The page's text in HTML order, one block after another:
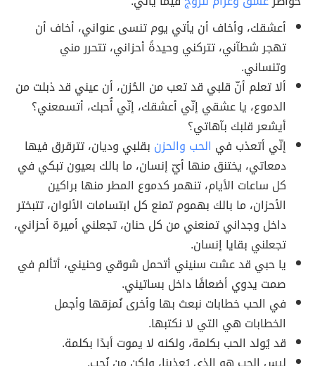
أعشقك، وأخاف أن يأتي يوم تنسى عنواني، أخاف أن
تهجر شطآني، تتركني وحيدةً أحزاني، تتحرر مني
وتنساني.
ألا تعلم أنّ قلبي قد تعب من الحُزن، أن عيني قد ذبلت من
الدموع، يا عشقي إنّي أعشقك، إنّي أُحبك، أتسمعني؟
أيشعر قلبك بآهاتي؟
إنّي أتعذب في الحب والحزن بقلبي وديان، تترقرق فيها
دمعاتي، يختنق منها أيّ إنسان، ما بالك بعيون تبكي في
كل ساعات الأيام، تنهمر كدموع المطر منها براكين
الأحزان، ما بالك بهموم تمنع كل ابتسامات الألوان، تتبختر
داخل وجداني تمنعني من كل حنان، تجعلني أميرة أحزاني،
تجعلني بقايا إنسان.
يا حبي قد عشت سنيني أتحمل شوقي وحنيني، أتألم في
صمت يدوي أضعافًا داخل بساتيني.
في الحب خطابات نبعث بها وأخرى نُمزقها وأجمل
الخطابات هي التي لا نكتبها.
قد يُولد الحب بكلمة، ولكنه لا يموت أبدًا بكلمة.